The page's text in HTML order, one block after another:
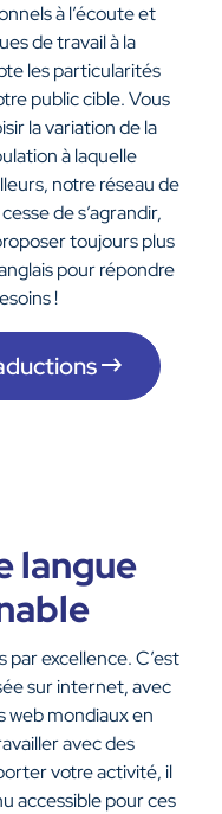
à l’écoute et
de travail à la
les particularités
public cible. Vous
la variation de la
à laquelle
notre réseau de
de s’agrandir,
toujours plus
pour répondre
!
langue
par excellence. C’est
sur internet, avec
web mondiaux en
avec des
votre activité, il
accessible pour ces